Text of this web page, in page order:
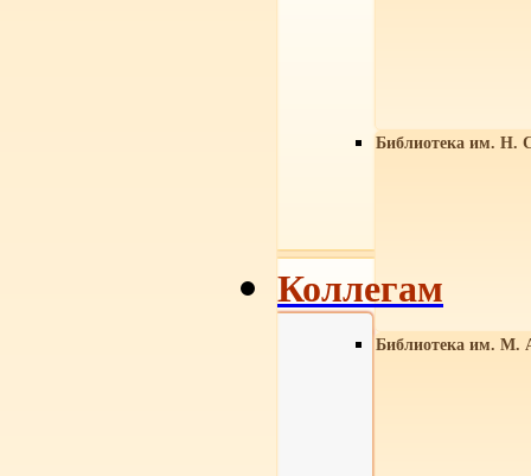
Библиотека им. Н.
Библиотека им. М.
Коллегам